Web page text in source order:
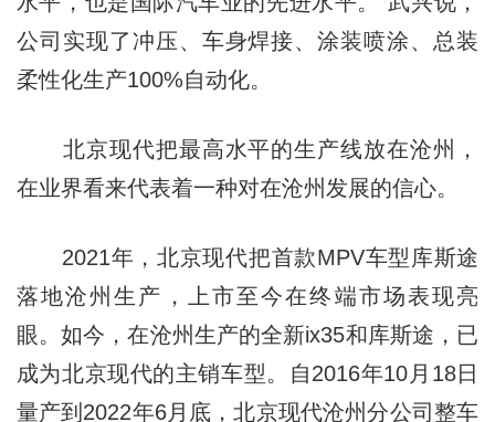
公司实现了冲压、车身焊接、涂装喷涂、总装
柔性化生产100%自动化。
北京现代把最高水平的生产线放在沧州，
在业界看来代表着一种对在沧州发展的信心。
2021年，北京现代把首款MPV车型库斯途
落地沧州生产，上市至今在终端市场表现亮
眼。如今，在沧州生产的全新ix35和库斯途，已
成为北京现代的主销车型。自2016年10月18日
量产到2022年6月底，北京现代沧州分公司整车